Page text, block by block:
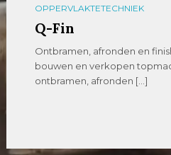
OPPERVLAKTETECHNIEK
Q-Fin
Ontbramen, afronden en
bouwen en verkopen
ontbramen, afronden […]